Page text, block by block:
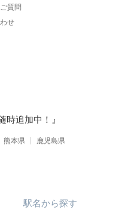
質問
せ
時追加中！』
熊本県 鹿児島県
駅名から探す